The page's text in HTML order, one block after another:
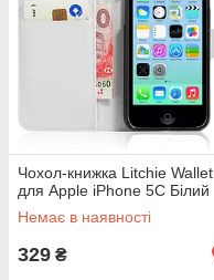
Чохол-книжка Litchie Wallet
для Apple iPhone 5C Білий
Немає в наявності
329 ₴